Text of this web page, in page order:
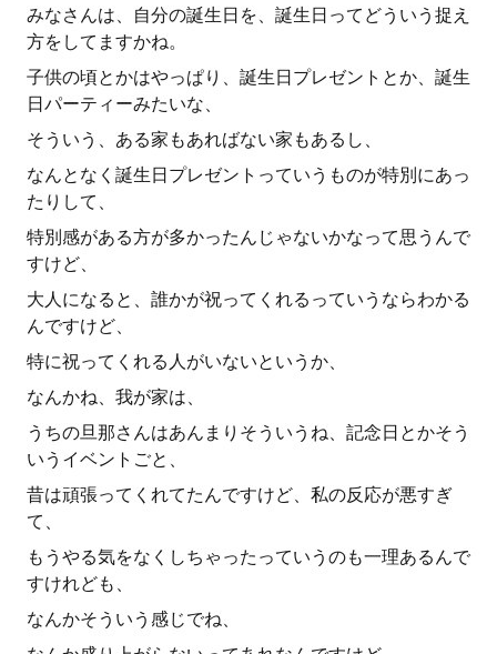
みなさんは、自分の誕生日を、誕生日ってどういう捉え
方をしてますかね。
子供の頃とかはやっぱり、誕生日プレゼントとか、誕生
日パーティーみたいな、
そういう、ある家もあればない家もあるし、
なんとなく誕生日プレゼントっていうものが特別にあっ
たりして、
特別感がある方が多かったんじゃないかなって思うんで
すけど、
大人になると、誰かが祝ってくれるっていうならわかる
んですけど、
特に祝ってくれる人がいないというか、
なんかね、我が家は、
うちの旦那さんはあんまりそういうね、記念日とかそう
いうイベントごと、
昔は頑張ってくれてたんですけど、私の反応が悪すぎ
て、
もうやる気をなくしちゃったっていうのも一理あるんで
すけれども、
なんかそういう感じでね、